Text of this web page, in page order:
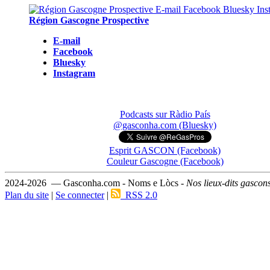
Région Gascogne Prospective
E-mail
Facebook
Bluesky
Instagram
Podcasts sur Ràdio País
@gasconha.com (Bluesky)
Esprit GASCON (Facebook)
Couleur Gascogne (Facebook)
2024-2026 — Gasconha.com - Noms e Lòcs - Nos lieux-dits
Plan du site | Se connecter| RSS 2.0